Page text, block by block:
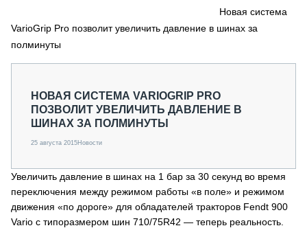
СПЕЦПРОЕКТЫ
МЕРОПРИЯТИЯ
СТАТЬИ ПО КАТЕГОРИЯМ ТЕХНИКИ
Новая система
VarioGrip Pro позволит увеличить давление в шинах за
полминуты
НОВАЯ СИСТЕМА VARIOGRIP PRO
ПОЗВОЛИТ УВЕЛИЧИТЬ ДАВЛЕНИЕ В
ШИНАХ ЗА ПОЛМИНУТЫ
25 августа 2015Новости
Увеличить давление в шинах на 1 бар за 30 секунд во время
переключения между режимом работы «в поле» и режимом
движения «по дороге» для обладателей тракторов Fendt 900
Vario с типоразмером шин 710/75R42 — теперь реальность.